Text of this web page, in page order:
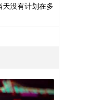
没有计划在多